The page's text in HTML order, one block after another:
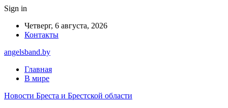
Sign in
Четверг, 6 августа, 2026
Контакты
angelsband.by
Главная
В мире
Новости Бреста и Брестской области